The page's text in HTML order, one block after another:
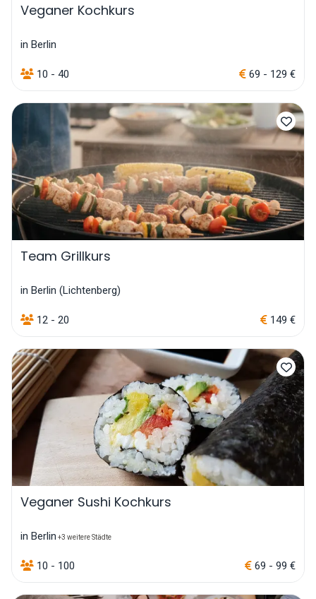
Veganer Kochkurs
in Berlin
10 - 40 69 - 129 €
Team Grillkurs
in Berlin (Lichtenberg)
12 - 20 149 €
Veganer Sushi Kochkurs
in Berlin +3 weitere Städte
10 - 100 69 - 99 €